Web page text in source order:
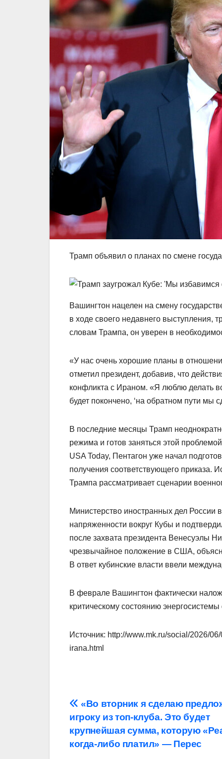
Трамп объявил о планах по смене
Вашингтон нацелен на смену
в ходе своего недавнего выступления,
словам Трампа, он уверен в
«У нас очень хорошие планы в
отметил президент, добавив, что
конфликта с Ираном. «Я люблю делать
будет покончено, ‘на обратном пути мы
В последние месяцы Трамп
режима и готов заняться этой
USA Today, Пентагон уже начал
получения соответствующего приказа.
Трампа рассматривает сценарии
Министерство иностранных дел России
напряженности вокруг Кубы и
после захвата президента Венесуэлы
чрезвычайное положение в США,
В ответ кубинские власти ввели
В феврале Вашингтон фактически
критическому состоянию
Источник: http://www.mk.ru/social/2026/
irana.html
Навигация
по
записям
«Во вторник я сделаю
игроку из топ‑клуба. Это будет
крупнейшая сумма, которую
когда‑либо платил» — Перес